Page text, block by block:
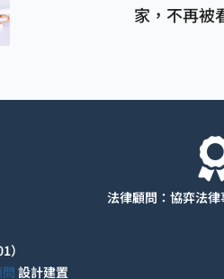
家，不再被
法律顧問：協弈法
）
設計建置